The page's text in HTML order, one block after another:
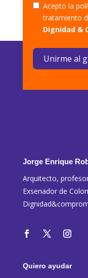
Acepto la
tratamiento
Dignidad &
Unirme al
Jorge Enrique
Arquitecto,
Exsenador de
Quiero ayudar